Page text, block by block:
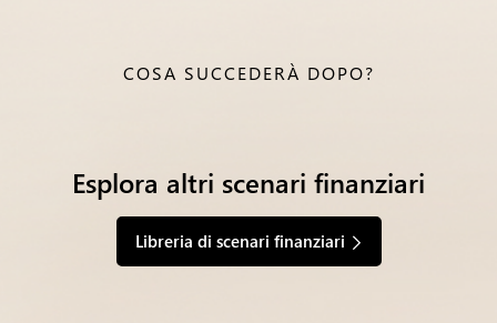
COSA SUCCEDERÀ DOPO?
Esplora altri scenari finanziari
Libreria di scenari finanziari